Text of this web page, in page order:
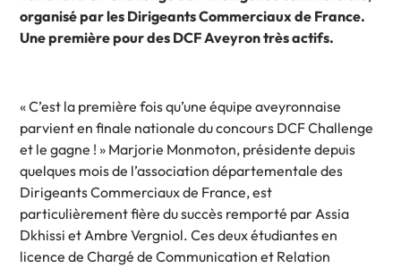
organisé par les Dirigeants Commerciaux de France.
Une première pour des DCF Aveyron très actifs.
« C’est la première fois qu’une équipe aveyronnaise
parvient en finale nationale du concours DCF Challenge
et le gagne ! » Marjorie Monmoton, présidente depuis
quelques mois de l’association départementale des
Dirigeants Commerciaux de France, est
particulièrement fière du succès remporté par Assia
Dkhissi et Ambre Vergniol. Ces deux étudiantes en
licence de Chargé de Communication et Relation